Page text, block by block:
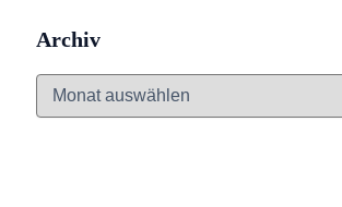
Archiv
A